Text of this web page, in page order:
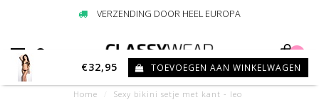
VERZENDING DOOR HEEL EUROPA
Home Sexy bikini setje met kant - leo
€32,95 TOEVOEGEN AAN WINKELWAGEN